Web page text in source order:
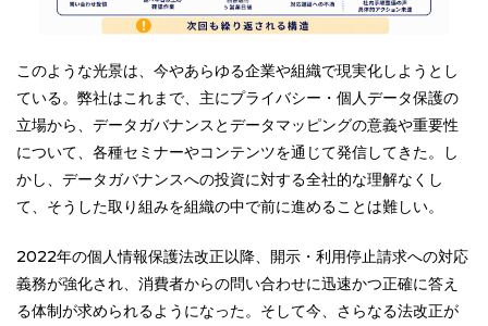
このような光景は、今やあらゆる企業や組織で現実化しようとし
ている。弊社はこれまで、主にプライバシー・個人データ保護の
立場から、データガバナンスとデータマッピングの意義や重要性
について、各種セミナーやコンテンツを通じて発信してきた。し
かし、データガバナンスへの投資に対する全社的な理解なくし
て、そうした取り組みを組織の中で前に進めることは難しい。
2022年の個人情報保護法改正以降、開示・利用停止請求への対応
義務が強化され、消費者からの問い合わせに迅速かつ正確に答え
る体制が求められるようになった。そして今、さらなる法改正が